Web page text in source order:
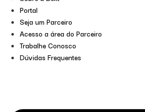
Portal
Seja um Parceiro
Acesso a área do Parceiro
Trabalhe Conosco
Dúvidas Frequentes